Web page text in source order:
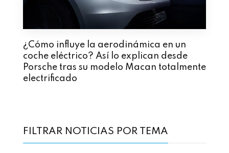
¿Cómo influye la aerodinámica en un
coche eléctrico? Así lo explican desde
Porsche tras su modelo Macan totalmente
electrificado
FILTRAR NOTICIAS POR TEMA